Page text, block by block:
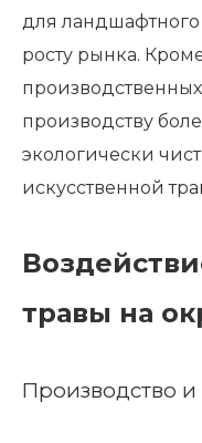
для ландшафтного
росту рынка.
производству
экологически
искусственной
травы на
Производство